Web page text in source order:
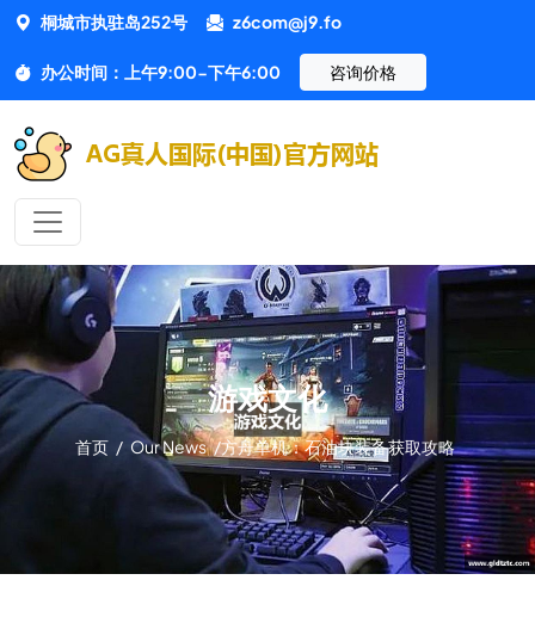
桐城市执驻岛252号 z6com@j9.fo
办公时间：上午9:00-下午6:00 咨询价格
游戏文化
首页 / Our News /方舟单机：石油块装备获取攻略